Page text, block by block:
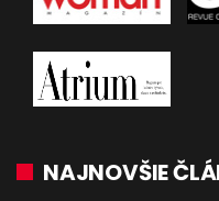
NAJNOVŠIE